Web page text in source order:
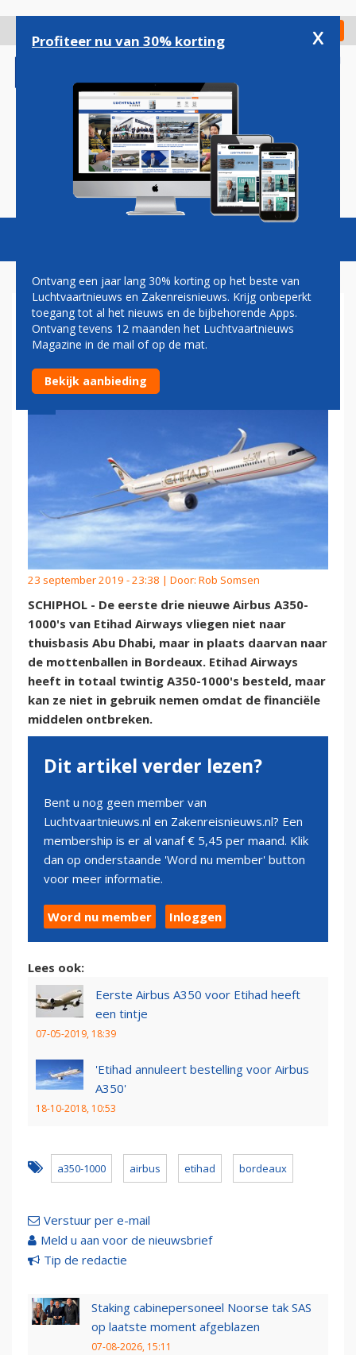
gaan
Check in
Magazine Podcasts Vacatures
ETIHAD'S NIEUWE AIRBUS
A350-1000'S IN DE OPSLAG
23 september 2019 - 23:38 | Door: Rob Somsen
SCHIPHOL - De eerste drie nieuwe Airbus A350-
1000's van Etihad Airways vliegen niet naar
thuisbasis Abu Dhabi, maar in plaats daarvan naar
de mottenballen in Bordeaux. Etihad Airways
heeft in totaal twintig A350-1000's besteld, maar
kan ze niet in gebruik nemen omdat de financiële
middelen ontbreken.
Dit artikel verder lezen?
Bent u nog geen member van
Luchtvaartnieuws.nl en Zakenreisnieuws.nl? Een
membership is er al vanaf € 5,45 per maand. Klik
dan op onderstaande 'Word nu member' button
voor meer informatie.
Word nu member Inloggen
Lees ook:
Eerste Airbus A350 voor Etihad heeft
een tintje
07-05-2019, 18:39
'Etihad annuleert bestelling voor Airbus
A350'
18-10-2018, 10:53
a350-1000 airbus etihad bordeaux
Verstuur per e-mail
Meld u aan voor de nieuwsbrief
Tip de redactie
Staking cabinepersoneel Noorse tak SAS
op laatste moment afgeblazen
07-08-2026, 15:11
Profiteer nu van 30% korting x
Ontvang een jaar lang 30% korting op het beste van
Luchtvaartnieuws en Zakenreisnieuws. Krijg onbeperkt
toegang tot al het nieuws en de bijbehorende Apps.
Ontvang tevens 12 maanden het Luchtvaartnieuws
Magazine in de mail of op de mat.
Bekijk aanbieding